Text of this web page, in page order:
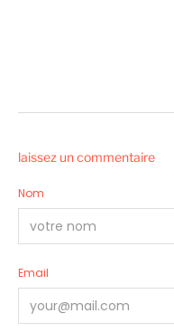
laissez un commentaire
Nom
Email